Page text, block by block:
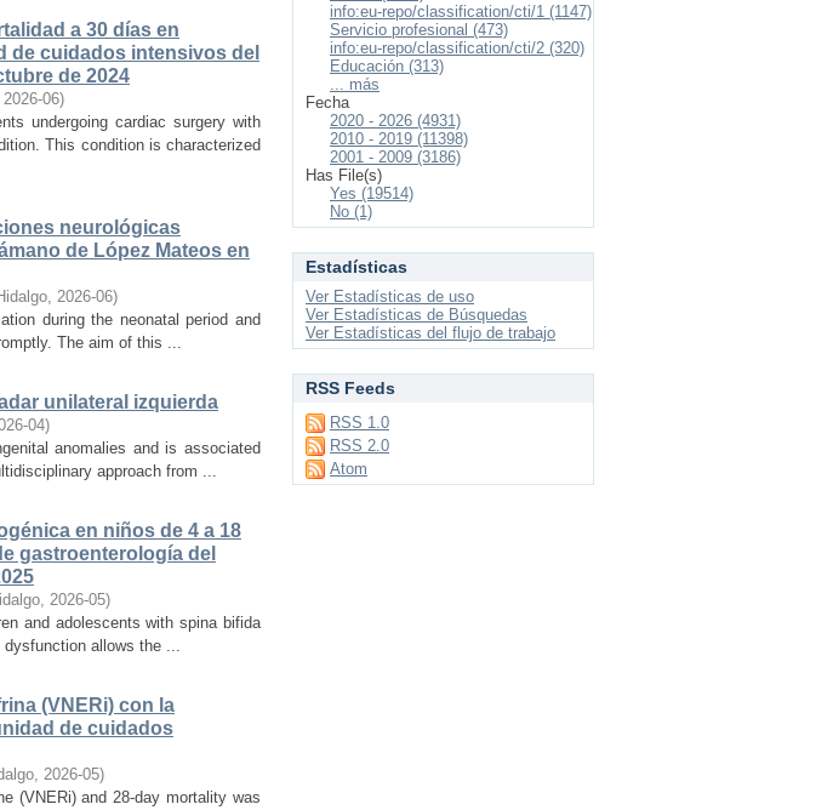
a 30 días en
de cuidados intensivos del
de 2024
2026-06)
undergoing cardiac surgery with
This condition is characterized
neurológicas
de López Mateos en
, 2026-06)
during the neonatal period and
The aim of this ...
unilateral izquierda
04)
anomalies and is associated
approach from ...
en niños de 4 a 18
gastroenterología del
, 2026-05)
and adolescents with spina bifida
allows the ...
(VNERi) con la
de cuidados
, 2026-05)
(VNERi) and 28-day mortality was
info:eu-repo/classification/cti/1 (1147)
Servicio profesional (473)
info:eu-repo/classification/cti/2 (320)
Educación (313)
... más
Fecha
2020 - 2026 (4931)
2010 - 2019 (11398)
2001 - 2009 (3186)
Has File(s)
Yes (19514)
No (1)
Estadísticas
Ver Estadísticas de uso
Ver Estadísticas de Búsquedas
Ver Estadísticas del flujo de trabajo
RSS Feeds
RSS 1.0
RSS 2.0
Atom